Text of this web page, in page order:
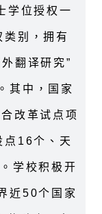
学位授权一
别，拥有
翻译研究”
其中，国家
改革试点项
点16个、天
学校积极开
近50个国家